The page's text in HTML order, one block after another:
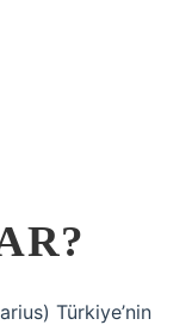
Türkiye’nin